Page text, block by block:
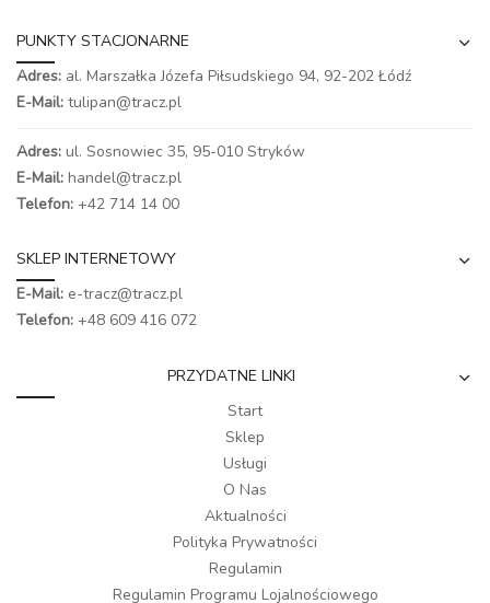
PUNKTY STACJONARNE
Adres: al. Marszałka Józefa Piłsudskiego 94, 92-202 Łódź
E-Mail: tulipan@tracz.pl
Adres: ul. Sosnowiec 35, 95-010 Stryków
E-Mail: handel@tracz.pl
Telefon: +42 714 14 00
SKLEP INTERNETOWY
E-Mail: e-tracz@tracz.pl
Telefon: +48 609 416 072
PRZYDATNE LINKI
Start
Sklep
Usługi
O Nas
Aktualności
Polityka Prywatności
Regulamin
Regulamin Programu Lojalnościowego